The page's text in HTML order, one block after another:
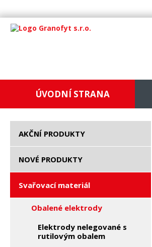
ÚVODNÍ STRANA
AKČNÍ PRODUKTY
NOVÉ PRODUKTY
Svařovací materiál
Obalené elektrody
Elektrody nelegované s
rutilovým obalem